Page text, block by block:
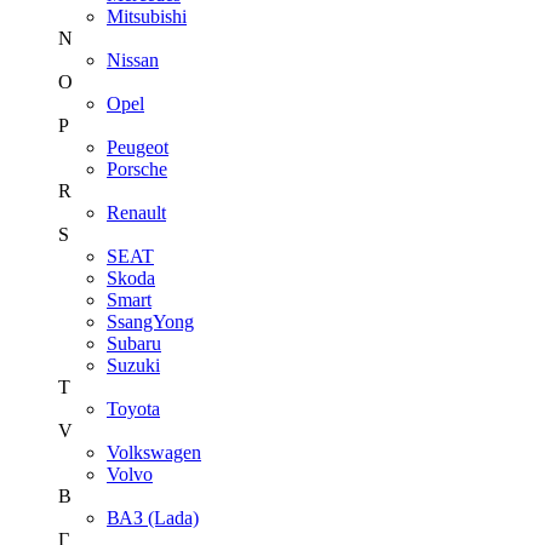
Mitsubishi
N
Nissan
O
Opel
P
Peugeot
Porsche
R
Renault
S
SEAT
Skoda
Smart
SsangYong
Subaru
Suzuki
T
Toyota
V
Volkswagen
Volvo
В
ВАЗ (Lada)
Г